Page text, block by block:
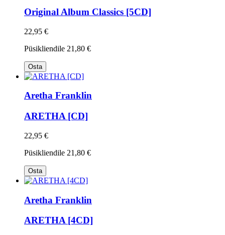
Original Album Classics [5CD]
22,95 €
Püsikliendile 21,80 €
Osta
Aretha Franklin
ARETHA [CD]
22,95 €
Püsikliendile 21,80 €
Osta
Aretha Franklin
ARETHA [4CD]